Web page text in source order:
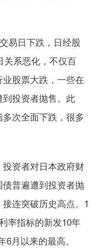
易日下跌，日经股
关系恶化，不仅百
股票大跌，一些在
投资者抛售。此
次全面下跌，很多
资者对日本政府财
普遍遭到投资者抛
连突破历史高点。1
率指标的新发10年
月以来的最高。